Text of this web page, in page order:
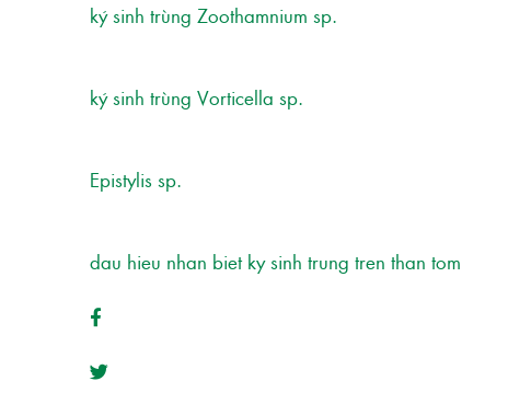
ký sinh trùng Zoothamnium sp.
ký sinh trùng Vorticella sp.
Epistylis sp.
dau hieu nhan biet ky sinh trung tren than tom